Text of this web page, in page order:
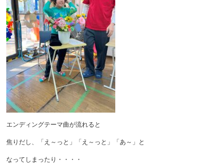
エンディングテーマ曲が流れると
焦りだし、「え～っと」「え～っと」「あ～」と
なってしまったり・・・・